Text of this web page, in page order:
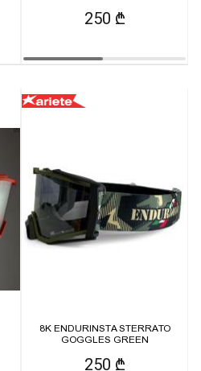
250 ₾
8K ENDURINSTA STERRATO
GOGGLES GREEN
250 ₾